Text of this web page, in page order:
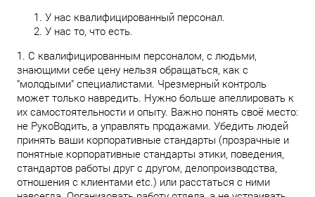
У нас квалифицированный персонал.
У нас то, что есть.
1. С квалифицированным персоналом, с людьми,
знающими себе цену нельзя обращаться, как с
"молодыми" специалистами. Чрезмерный контроль
может только навредить. Нужно больше апеллировать к
их самостоятельности и опыту. Важно понять своё место:
не РукоВодить, а управлять продажами. Убедить людей
принять ваши корпоративные стандарты (прозрачные и
понятные корпоративные стандарты этики, поведения,
стандартов работы друг с другом, делопроизводства,
отношения с клиентами etc.) или расстаться с ними